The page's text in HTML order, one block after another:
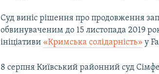
Суд виніс рішення про продовження
обвинуваченим до 15 листопада 2019
ініціативи «Кримська солідарність» у
8 серпня Київський районний суд